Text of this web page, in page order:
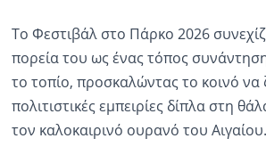
Το Φεστιβάλ στο Πάρκο 2026
πορεία του ως ένας τόπος
το τοπίο, προσκαλώντας το κοινό να
πολιτιστικές εμπειρίες δίπλα στη
τον καλοκαιρινό ουρανό του Αιγαίου.